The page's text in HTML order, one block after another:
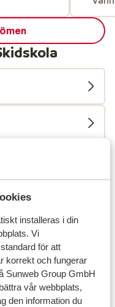
installeras i din
Vi
för att
korrekt och fungerar
Sunweb Group GmbH
vår webbplats,
den information du
Resort